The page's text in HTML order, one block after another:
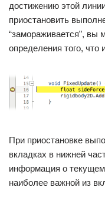
достижению этой
приостановить
“замораживается”, вы
определения того, что
При приостановке
вкладках в нижней
информация о
наиболее важной из